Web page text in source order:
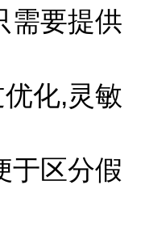
需要提供
化,灵敏
于区分假